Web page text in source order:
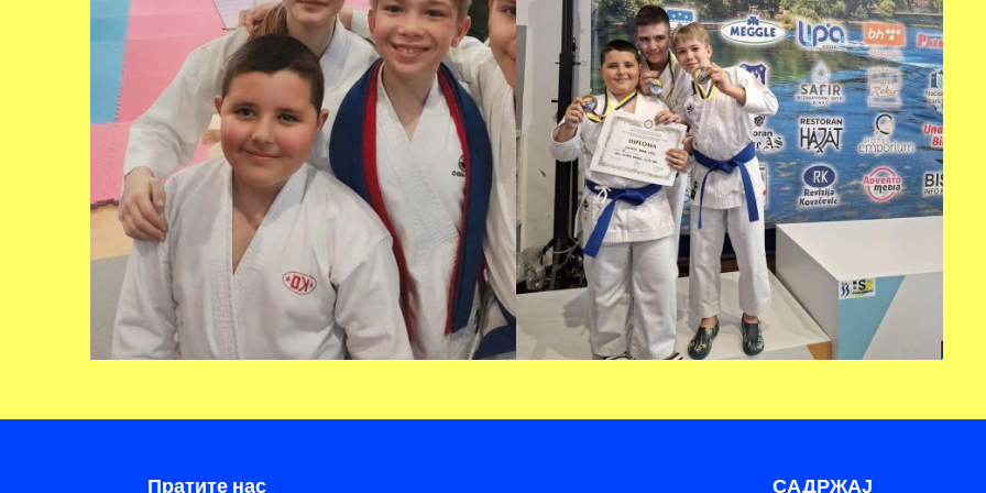
Пратите нас САДРЖАЈ